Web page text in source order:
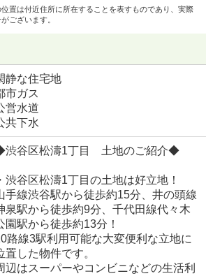
置は付近住所に所在することを表すものであり、実際
ございます。
静な住宅地
市ガス
営水道
共下水
谷区松濤1丁目 土地のご紹介◆
・渋谷区松濤1丁目の土地は好立地！
手線渋谷駅から徒歩約15分、井の頭線
泉駅から徒歩約9分、千代田線代々木
園駅から徒歩約13分！
路線3駅利用可能な大変便利な立地に
置した物件です。
辺はスーパーやコンビニなどの生活利